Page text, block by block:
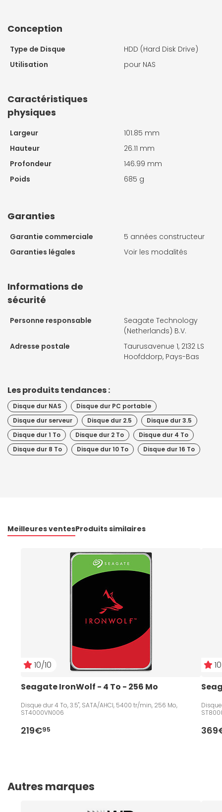
Conception
Type de Disque
HDD (Hard Disk Drive)
Utilisation
pour NAS
Caractéristiques
physiques
Largeur
101.85 mm
Hauteur
26.11 mm
Profondeur
146.99 mm
Poids
685 g
Garanties
Garantie commerciale
5 années constructeur
Garanties légales
Voir les modalités
Informations de
sécurité
Personne responsable
Seagate Technology
(Netherlands) B.V.
Adresse postale
Taurusavenue 1, 2132 LS
Hoofddorp, Pays-Bas
Les produits tendances :
Disque dur NAS
Disque dur PC portable
Disque dur serveur
Disque dur 2.5
Disque dur 3.5
Disque dur 1 To
Disque dur 2 To
Disque dur 4 To
Disque dur 8 To
Disque dur 10 To Disque dur 16 To
Meilleures ventesProduits similaires
10/10
Seagate IronWolf - 4 To - 256 Mo
Disque dur 4 To, 3.5", SATA/AHCI, 5400 tr/min, 256 Mo,
ST4000VN006
219€95
Autres marques